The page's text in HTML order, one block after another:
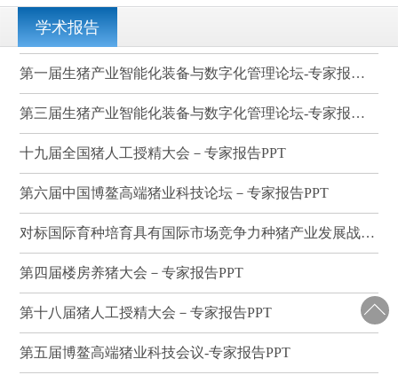
学术报告
第一届生猪产业智能化装备与数字化管理论坛-专家报告PPT
第三届生猪产业智能化装备与数字化管理论坛-专家报告PPT
十九届全国猪人工授精大会－专家报告PPT
第六届中国博鳌高端猪业科技论坛－专家报告PPT
对标国际育种培育具有国际市场竞争力种猪产业发展战略研讨会－专家报告PPT
第四届楼房养猪大会－专家报告PPT
第十八届猪人工授精大会－专家报告PPT
第五届博鳌高端猪业科技会议-专家报告PPT